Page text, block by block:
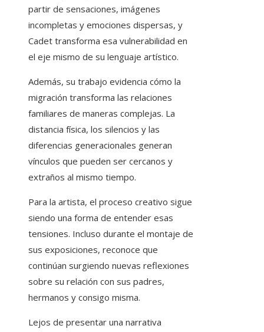
partir de sensaciones, imágenes
incompletas y emociones dispersas, y
Cadet transforma esa vulnerabilidad en
el eje mismo de su lenguaje artístico.
Además, su trabajo evidencia cómo la
migración transforma las relaciones
familiares de maneras complejas. La
distancia física, los silencios y las
diferencias generacionales generan
vínculos que pueden ser cercanos y
extraños al mismo tiempo.
Para la artista, el proceso creativo sigue
siendo una forma de entender esas
tensiones. Incluso durante el montaje de
sus exposiciones, reconoce que
continúan surgiendo nuevas reflexiones
sobre su relación con sus padres,
hermanos y consigo misma.
Lejos de presentar una narrativa